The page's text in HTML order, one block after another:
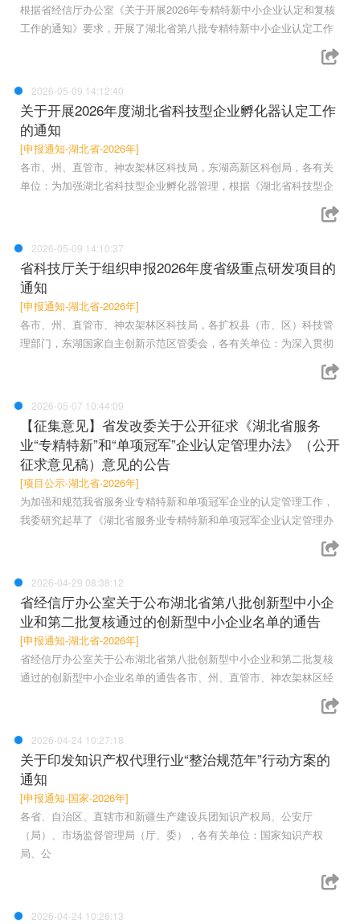
根据省经信厅办公室《关于开展2026年专精特新中小企业认定和复核
工作的通知》要求，开展了湖北省第八批专精特新中小企业认定工作
2026-05-09 14:12:40
关于开展2026年度湖北省科技型企业孵化器认定工作
的通知
[申报通知-湖北省-2026年]
各市、州、直管市、神农架林区科技局，东湖高新区科创局，各有关
单位：为加强湖北省科技型企业孵化器管理，根据《湖北省科技型企
2026-05-09 14:10:37
省科技厅关于组织申报2026年度省级重点研发项目的
通知
[申报通知-湖北省-2026年]
各市、州、直管市、神农架林区科技局，各扩权县（市、区）科技管
理部门，东湖国家自主创新示范区管委会，各有关单位：为深入贯彻
2026-05-07 10:44:09
【征集意见】省发改委关于公开征求《湖北省服务
业“专精特新”和“单项冠军”企业认定管理办法》（公开
征求意见稿）意见的公告
[项目公示-湖北省-2026年]
为加强和规范我省服务业专精特新和单项冠军企业的认定管理工作，
我委研究起草了《湖北省服务业专精特新和单项冠军企业认定管理办
2026-04-29 08:38:12
省经信厅办公室关于公布湖北省第八批创新型中小企
业和第二批复核通过的创新型中小企业名单的通告
[申报通知-湖北省-2026年]
省经信厅办公室关于公布湖北省第八批创新型中小企业和第二批复核
通过的创新型中小企业名单的通告各市、州、直管市、神农架林区经
2026-04-24 10:27:18
关于印发知识产权代理行业“整治规范年”行动方案的
通知
[申报通知-国家-2026年]
各省、自治区、直辖市和新疆生产建设兵团知识产权局、公安厅
（局）、市场监督管理局（厅、委），各有关单位：国家知识产权
局、公
2026-04-24 10:26:13